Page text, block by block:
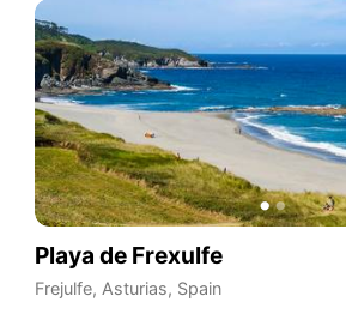
Playa de Frexulfe
Frejulfe, Asturias, Spain